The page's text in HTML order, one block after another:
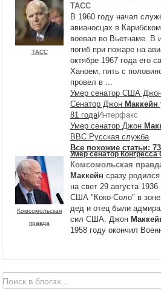
ТАСС
ТАСС
В 1960 году начал
авианосцах в
воевал во Вьетнаме. В
погиб при пожаре на
октябре 1967 года его
Ханоем, пять с
провел в ...
Умер сенатор США
Сенатор Джон Маккейн
81 годаИнтерфакс
Умер сенатор Джон
BBC Русская служба
Все похожие статьи:
Комсомольская
правда
Умер сенатор
Комсомольская
Маккейн сразу
на свет 29 августа
США "Коко-Соло" в зоне
дед и отец были
сил США. Джон
1958 году окончил